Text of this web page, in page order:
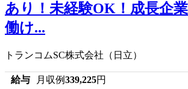
あり！未経験OK！成長企
働け...
トランコムSC株式会社（日立）
給与 月収例339,225円